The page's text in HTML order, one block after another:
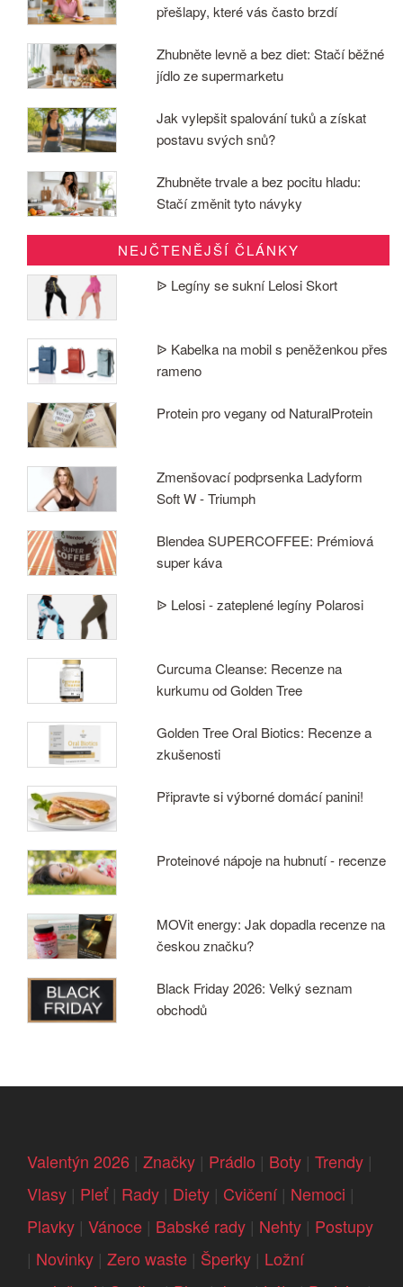
přešlapy, které vás často brzdí
Zhubněte levně a bez diet: Stačí běžné
jídlo ze supermarketu
Jak vylepšit spalování tuků a získat
postavu svých snů?
Zhubněte trvale a bez pocitu hladu:
Stačí změnit tyto návyky
NEJČTENĚJŠÍ ČLÁNKY
ᐉ Legíny se sukní Lelosi Skort
ᐉ Kabelka na mobil s peněženkou přes
rameno
Protein pro vegany od NaturalProtein
Zmenšovací podprsenka Ladyform
Soft W - Triumph
Blendea SUPERCOFFEE: Prémiová
super káva
ᐉ Lelosi - zateplené legíny Polarosi
Curcuma Cleanse: Recenze na
kurkumu od Golden Tree
Golden Tree Oral Biotics: Recenze a
zkušenosti
Připravte si výborné domácí panini!
Proteinové nápoje na hubnutí - recenze
MOVit energy: Jak dopadla recenze na
českou značku?
Black Friday 2026: Velký seznam
obchodů
Valentýn 2026 | Značky | Prádlo | Boty | Trendy |
Vlasy | Pleť| Rady | Diety | Cvičení| Nemoci |
Plavky | Vánoce | Babské rady | Nehty | Postupy
| Novinky | Zero waste | Šperky | Ložní